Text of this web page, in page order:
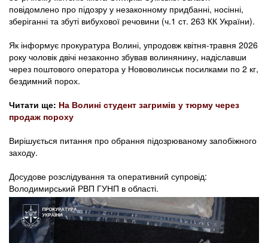
повідомлено про підозру у незаконному придбанні, носінні,
зберіганні та збуті вибухової речовини (ч.1 ст. 263 КК України).
Як інформує прокуратура Волині, упродовж квітня-травня 2026
року чоловік двічі незаконно збував волинянину, надіславши
через поштового оператора у Нововолинськ посилками по 2 кг,
бездимний порох.
Читати ще: На Волині студент загримів у тюрму через
продаж пороху
Вирішується питання про обрання підозрюваному запобіжного
заходу.
Досудове розслідування та оперативний супровід:
Володимирський РВП ГУНП в області.